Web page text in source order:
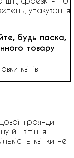
упакування,
будь ласка,
товару
троянди
й цвітіння
квітки не